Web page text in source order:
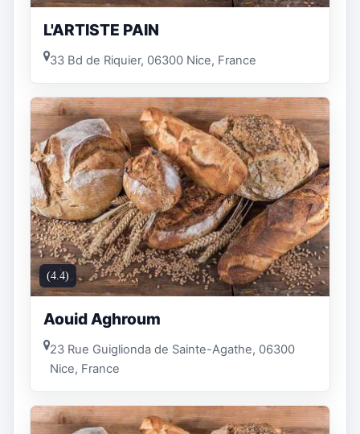
L'ARTISTE PAIN
33 Bd de Riquier, 06300 Nice, France
(4.4)
Aouid Aghroum
23 Rue Guiglionda de Sainte-Agathe, 06300
Nice, France